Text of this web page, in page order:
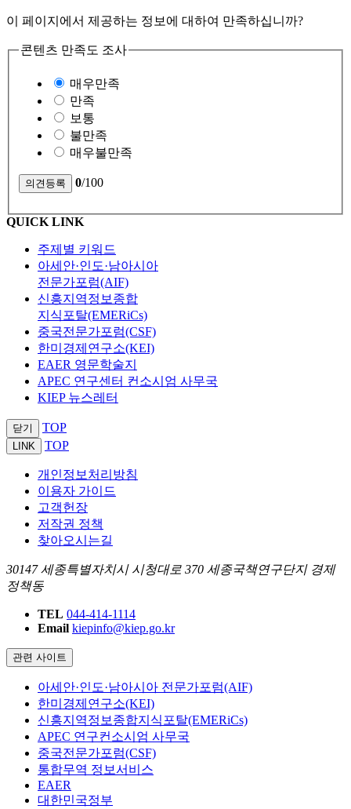
이 페이지에서 제공하는 정보에 대하여 만족하십니까?
콘텐츠 만족도 조사
매우만족
만족
보통
불만족
매우불만족
0/100
QUICK LINK
주제별 키워드
아세안·인도·남아시아
전문가포럼(AIF)
신흥지역정보종합
지식포탈(EMERiCs)
중국전문가포럼(CSF)
한미경제연구소(KEI)
EAER 영문학술지
APEC 연구센터 컨소시엄 사무국
KIEP 뉴스레터
닫기 TOP
LINK TOP
개인정보처리방침
이용자 가이드
고객헌장
저작권 정책
찾아오시는길
30147 세종특별자치시 시청대로 370 세종국책연구단지 경제
정책동
TEL 044-414-1114
Email kiepinfo@kiep.go.kr
관련 사이트
아세안·인도·남아시아 전문가포럼(AIF)
한미경제연구소(KEI)
신흥지역정보종합지식포탈(EMERiCs)
APEC 연구컨소시엄 사무국
중국전문가포럼(CSF)
통합무역 정보서비스
EAER
대한민국정부